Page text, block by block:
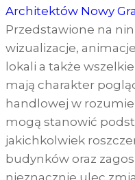
Architektów Nowy
Przedstawione na
wizualizacje,
lokali a także
mają charakter
handlowej w
mogą stanowić
jakichkolwiek
budynków oraz